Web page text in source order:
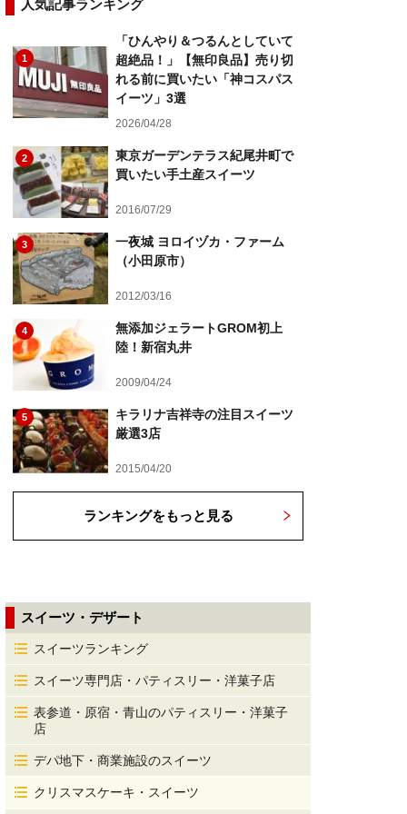
人気記事ランキング
1
「ひんやり＆つるんとしていて
超絶品！」【無印良品】売り切
れる前に買いたい「神コスパス
イーツ」3選
2026/04/28
2
東京ガーデンテラス紀尾井町で
買いたい手土産スイーツ
2016/07/29
3
一夜城 ヨロイヅカ・ファーム
（小田原市）
2012/03/16
4
無添加ジェラートGROM初上
陸！新宿丸井
2009/04/24
5
キラリナ吉祥寺の注目スイーツ
厳選3店
2015/04/20
ランキングをもっと見る
スイーツ・デザート
スイーツランキング
スイーツ専門店・パティスリー・洋菓子店
表参道・原宿・青山のパティスリー・洋菓子
店
デパ地下・商業施設のスイーツ
クリスマスケーキ・スイーツ